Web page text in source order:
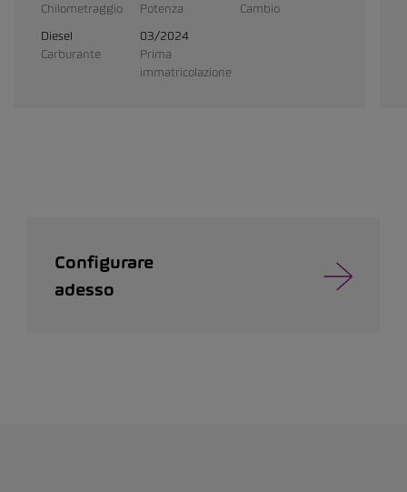
Chilometraggio
Potenza
Cambio
Diesel
Carburante
03/2024
Prima
immatricolazione
Configurare
adesso